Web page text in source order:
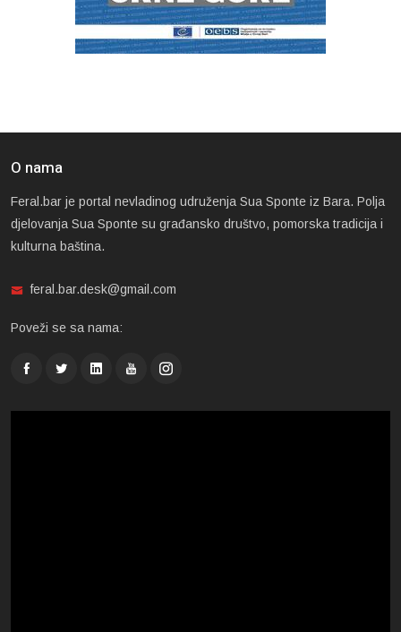
O nama
Feral.bar je portal nevladinog udruženja Sua Sponte iz Bara. Polja
djelovanja Sua Sponte su građansko društvo, pomorska tradicija i
kulturna baština.
feral.bar.desk@gmail.com
Poveži se sa nama: